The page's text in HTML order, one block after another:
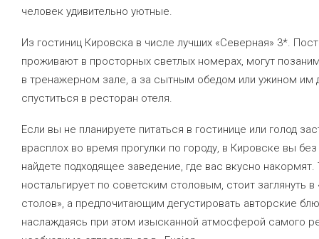
человек удивительно уютные.
Из гостиниц Кировска в числе лучших «Северная» 3*.
проживают в просторных светлых номерах, могут
в тренажерном зале, а за сытным обедом или ужином им
спуститься в ресторан отеля.
Если вы не планируете питаться в гостинице или голод
врасплох во время прогулки по городу, в Кировске вы без
найдете подходящее заведение, где вас вкусно накормят.
ностальгирует по советским столовым, стоит заглянуть в
столов», а предпочитающим дегустировать авторские
наслаждаясь при этом изысканной атмосферой самого